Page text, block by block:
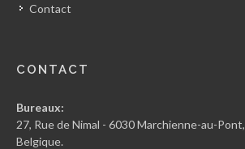
Contact
CONTACT
Bureaux:
27, Rue de Nimal - 6030 Marchienne-au-Pont,
Belgique.